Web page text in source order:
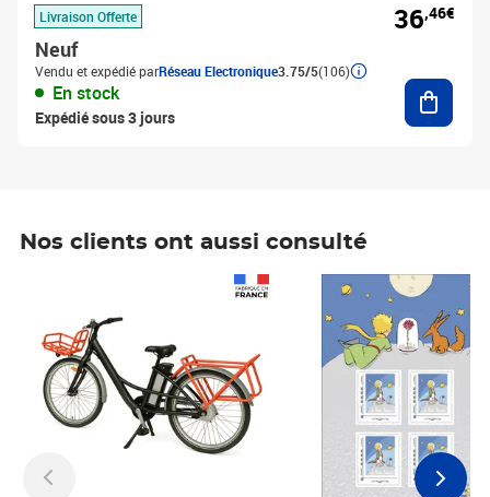
Livraison Offerte
Neuf
Vendu et expédié parRéseau Electronique3.75/5(106)
En stock
Expédié sous 3 jours
36,46€
Nos clients ont aussi consulté
Prix 7,50€